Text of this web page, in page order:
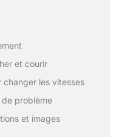
et courir
les vitesses
problème
et images